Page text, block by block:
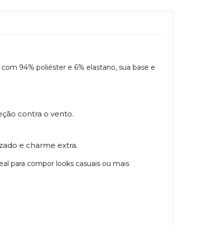
94% poliéster e 6% elastano, sua base e
contra o vento.
e charme extra.
para compor looks casuais ou mais